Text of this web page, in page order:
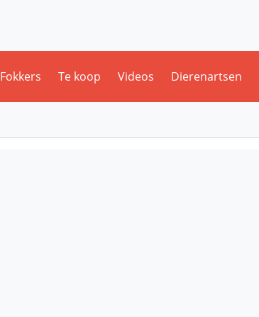
Fokkers Te koop Videos Dierenartsen